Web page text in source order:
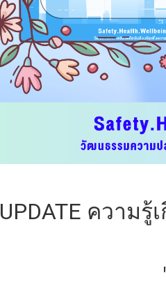
UPDATE ความรู้